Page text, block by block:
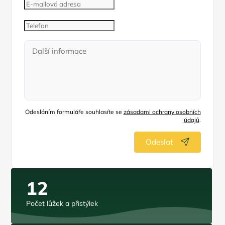
Odesláním formuláře souhlasíte se zásadami ochrany osobních
údajů.
Odeslat
12
Počet lůžek a přistýlek